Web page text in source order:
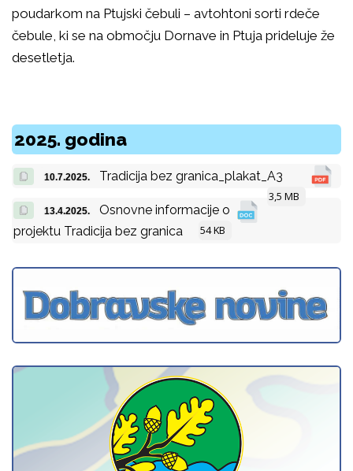
poudarkom na Ptujski čebuli – avtohtoni sorti rdeče
čebule, ki se na območju Dornave in Ptuja prideluje že
desetletja.
2025. godina
10.7.2025. Tradicija bez granica_plakat_A3
3,5 MB
13.4.2025.
Osnovne informacije o
projektu Tradicija bez granica
54 KB